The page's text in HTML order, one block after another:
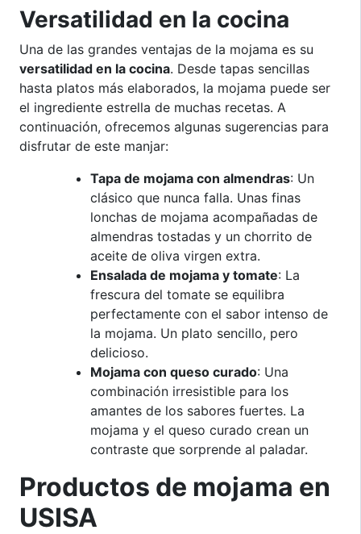
Versatilidad en la cocina
Una de las grandes ventajas de la mojama es su
versatilidad en la cocina. Desde tapas sencillas
hasta platos más elaborados, la mojama puede ser
el ingrediente estrella de muchas recetas. A
continuación, ofrecemos algunas sugerencias para
disfrutar de este manjar:
Tapa de mojama con almendras: Un
clásico que nunca falla. Unas finas
lonchas de mojama acompañadas de
almendras tostadas y un chorrito de
aceite de oliva virgen extra.
Ensalada de mojama y tomate: La
frescura del tomate se equilibra
perfectamente con el sabor intenso de
la mojama. Un plato sencillo, pero
delicioso.
Mojama con queso curado: Una
combinación irresistible para los
amantes de los sabores fuertes. La
mojama y el queso curado crean un
contraste que sorprende al paladar.
Productos de mojama en
USISA